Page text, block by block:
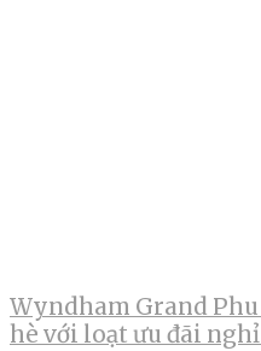
Wyndham Grand
hè với loạt ưu đãi